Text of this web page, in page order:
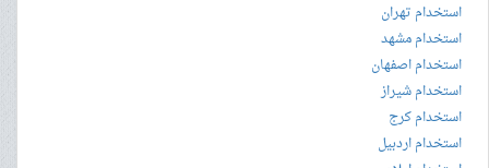
استخدام تهران
استخدام مشهد
استخدام اصفهان
استخدام شیراز
استخدام کرج
استخدام اردبیل